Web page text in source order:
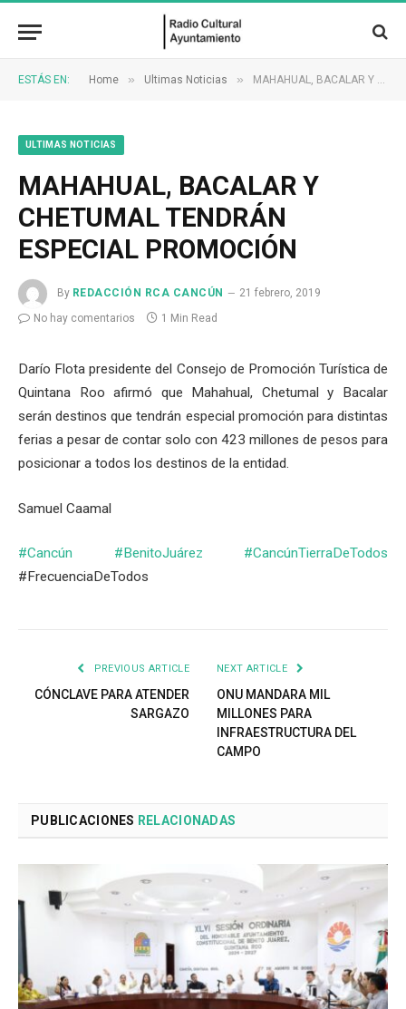
ESTÁS EN: Home » Ultimas Noticias » MAHAHUAL, BACALAR Y CHETUMAL TENDRÁN ESPECIAL PROMOCIÓN
ULTIMAS NOTICIAS
MAHAHUAL, BACALAR Y
CHETUMAL TENDRÁN
ESPECIAL PROMOCIÓN
By REDACCIÓN RCA CANCÚN
21 febrero, 2019
No hay comentarios
1 Min Read
Darío Flota presidente del Consejo de Promoción Turística de
Quintana Roo afirmó que Mahahual, Chetumal y Bacalar
serán destinos que tendrán especial promoción para distintas
ferias a pesar de contar solo con 423 millones de pesos para
posicionar a todos los destinos de la entidad.
Samuel Caamal
#Cancún #BenitoJuárez
#CancúnTierraDeTodos
#FrecuenciaDeTodos
PREVIOUS ARTICLE
CÓNCLAVE PARA ATENDER
SARGAZO
NEXT ARTICLE
ONU MANDARA MIL
MILLONES PARA
INFRAESTRUCTURA DEL
CAMPO
PUBLICACIONES RELACIONADAS